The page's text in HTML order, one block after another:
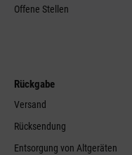
Offene Stellen
Rückgabe
Versand
Rücksendung
Entsorgung von Altgeräten